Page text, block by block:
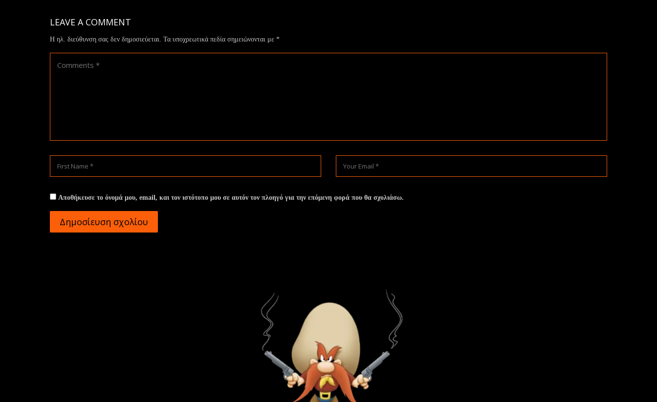
LEAVE A COMMENT
Η ηλ. διεύθυνση σας δεν δημοσιεύεται. Τα υποχρεωτικά πεδία σημειώνονται με *
Αποθήκευσε το όνομά μου, email, και τον ιστότοπο μου σε αυτόν τον πλοηγό για την επόμενη φορά που θα σχολιάσω.